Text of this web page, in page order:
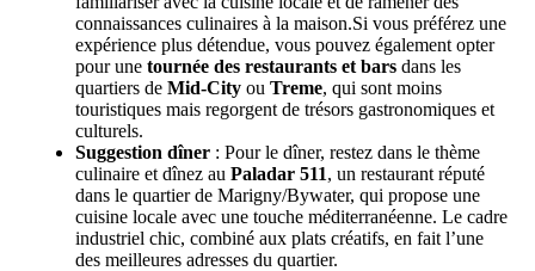
connaissances culinaires à la maison.Si vous préférez une
expérience plus détendue, vous pouvez également opter
pour une tournée des restaurants et bars dans les
quartiers de Mid-City ou Treme, qui sont moins
touristiques mais regorgent de trésors gastronomiques et
culturels.
Suggestion dîner : Pour le dîner, restez dans le thème
culinaire et dînez au Paladar 511, un restaurant réputé
dans le quartier de Marigny/Bywater, qui propose une
cuisine locale avec une touche méditerranéenne. Le cadre
industriel chic, combiné aux plats créatifs, en fait l’une
des meilleures adresses du quartier.